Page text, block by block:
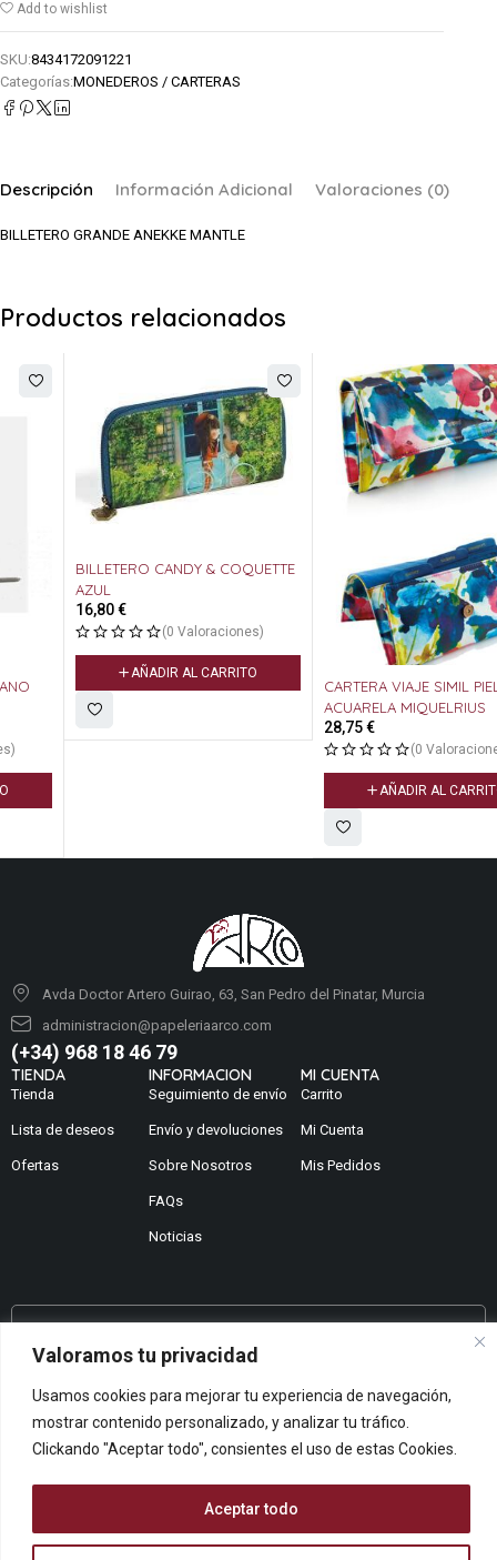
Valoramos tu privacidad
Usamos cookies para mejorar tu experiencia de navegación,
mostrar contenido personalizado, y analizar tu tráfico.
Clickando "Aceptar todo", consientes el uso de estas Cookies.
Aceptar todo
Add to wishlist
SKU:8434172091221
Categorías:MONEDEROS / CARTERAS
Descripción Información Adicional Valoraciones (0)
BILLETERO GRANDE ANEKKE MANTLE
Productos relacionados
BILLETERO CANDY & COQUETTE
(0 Valoraciones)
AÑADIR AL CARRITO
CARTERA VIAJE SIMIL PIEL
ACUARELA MIQUELRIUS
(0 Valoraciones)
AÑADIR AL CARRITO
Avda Doctor Artero Guirao, 63, San Pedro del Pinatar, Murcia
administracion@papeleriaarco.com
(+34) 968 18 46 79
TIENDA
Tienda
Lista de deseos
Ofertas
INFORMACION
Seguimiento de envío
Envío y devoluciones
Sobre Nosotros
FAQs
Noticias
MI CUENTA
Carrito
Mi Cuenta
Mis Pedidos
¿No encuentras lo que buscas?
¿Te podemos ayudar?
Centro De Ayuda
Queremos saber tu opinión